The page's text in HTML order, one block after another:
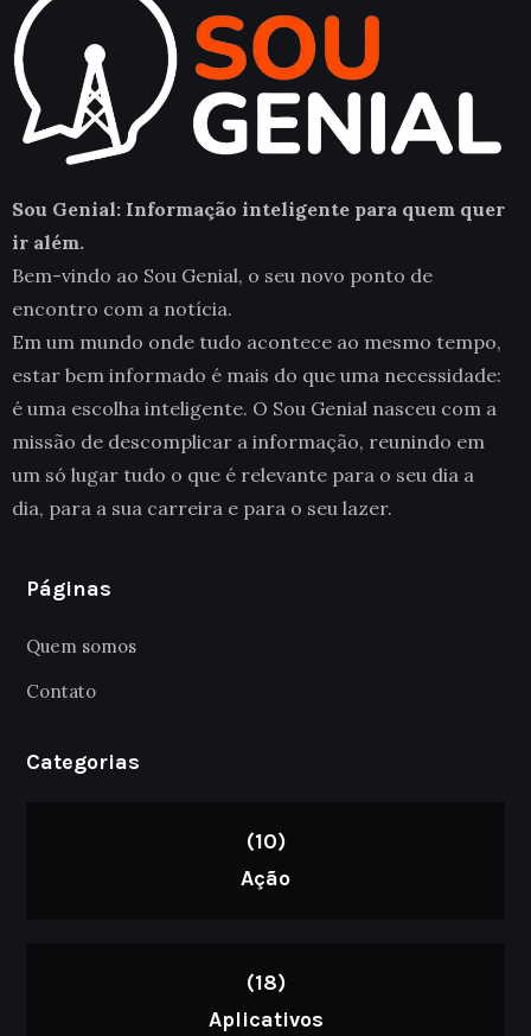
Sou Genial: Informação inteligente para quem quer
ir além.
Bem-vindo ao Sou Genial, o seu novo ponto de
encontro com a notícia.
Em um mundo onde tudo acontece ao mesmo tempo,
estar bem informado é mais do que uma necessidade:
é uma escolha inteligente. O Sou Genial nasceu com a
missão de descomplicar a informação, reunindo em
um só lugar tudo o que é relevante para o seu dia a
dia, para a sua carreira e para o seu lazer.
Páginas
Quem somos
Contato
Categorias
(10)
Ação
(18)
Aplicativos